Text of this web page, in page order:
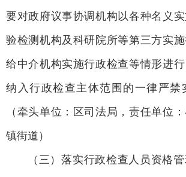
要对政府议事协调机构以各种名义
验检测机构及科研院所等第三方实
给中介机构实施行政检查等情形进
纳入行政检查主体范围的一律严禁
（牵头单位：区司法局，责任单位
镇街道）
（三）落实行政检查人员资格